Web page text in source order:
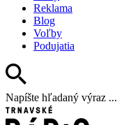
Reklama
Blog
Voľby
Podujatia
Napíšte hľadaný výraz ...